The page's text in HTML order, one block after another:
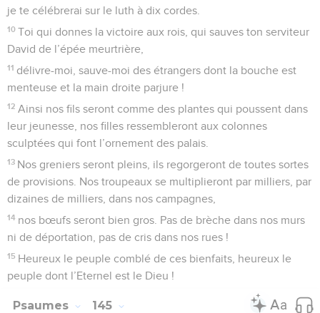
je te célébrerai sur le luth à dix cordes.
10 Toi qui donnes la victoire aux rois, qui sauves ton serviteur
David de l’épée meurtrière,
11 délivre-moi, sauve-moi des étrangers dont la bouche est
menteuse et la main droite parjure !
12 Ainsi nos fils seront comme des plantes qui poussent dans
leur jeunesse, nos filles ressembleront aux colonnes
sculptées qui font l’ornement des palais.
13 Nos greniers seront pleins, ils regorgeront de toutes sortes
de provisions. Nos troupeaux se multiplieront par milliers, par
dizaines de milliers, dans nos campagnes,
14 nos bœufs seront bien gros. Pas de brèche dans nos murs
ni de déportation, pas de cris dans nos rues !
15 Heureux le peuple comblé de ces bienfaits, heureux le
peuple dont l’Eternel est le Dieu !
Psaumes 145